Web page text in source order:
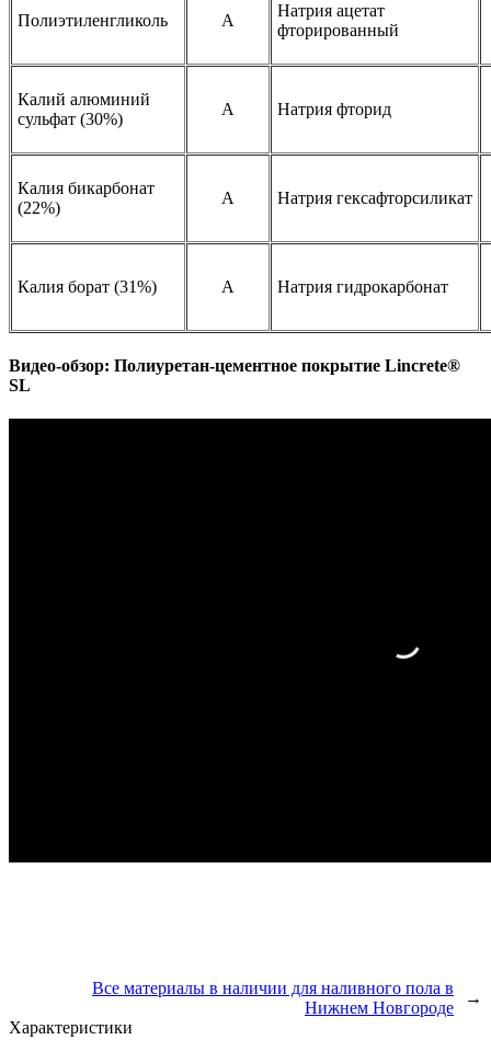
Полиэтиленгликоль A
Натрия ацетат
фторированный
Калий алюминий
сульфат (30%)
A Натрия фторид
Калия бикарбонат
(22%)
A Натрия гексафторсиликат
Калия борат (31%) A Натрия гидрокарбонат
Видео-обзор: Полиуретан-цементное покрытие Lincrete®
SL
Все материалы в наличии для наливного пола в
Нижнем Новгороде
→
Характеристики